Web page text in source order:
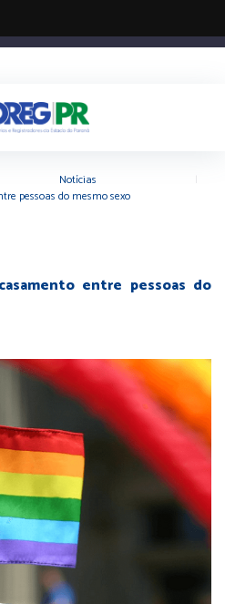
Notícias
pessoas do mesmo sexo
entre pessoas do